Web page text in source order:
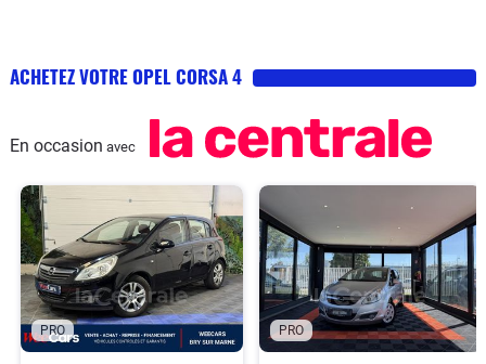
ACHETEZ VOTRE OPEL CORSA 4
En occasion avec
PRO PRO